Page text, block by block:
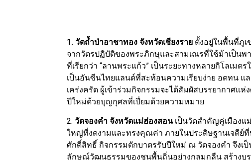
1. วัดถ้ำป่าอาชาทอง จังหวัดเชียงราย ตั้งอยู่ในพื้นที่ภูเ
จากวัตรปฏิบัติของพระภิกษุและสามเณรที่ใช้ม้าเป็น
ที่เรียกว่า “ลานพระแก้ว” เป็นระยะทางหลายกิโลเม
เป็นอันซีนไทยแลนด์ที่สะท้อนความเรียบง่าย อดทน แ
เคร่งครัด ผู้เข้าร่วมกิจกรรมจะได้สัมผัสบรรยากาศแ
ปีใหม่ด้วยบุญกุศลที่เปี่ยมด้วยความหมาย
2.วัดจองคำ จังหวัดแม่ฮ่องสอนเป็นวัดสำคัญคู่เมืองแ
ใหญ่ที่งดงามและทรงคุณค่า ภายในประดิษฐานเจดีย์
ศักดิ์สิทธิ์ กิจกรรมตักบาตรรับปีใหม่ ณ วัดจองคำ จึงเ
ลักษณ์วัฒนธรรมของชนพื้นถิ่นอย่างกลมกลืน สร้างบ